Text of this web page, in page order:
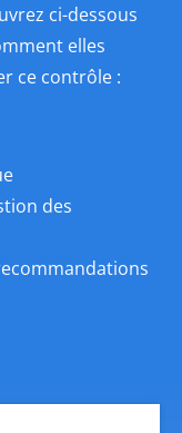
ci-dessous
elles
ce contrôle :
des